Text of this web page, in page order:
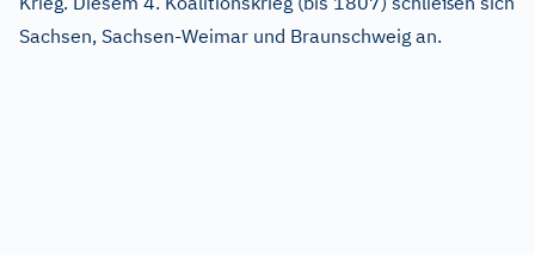
Sachsen, Sachsen-Weimar und Braunschweig an.